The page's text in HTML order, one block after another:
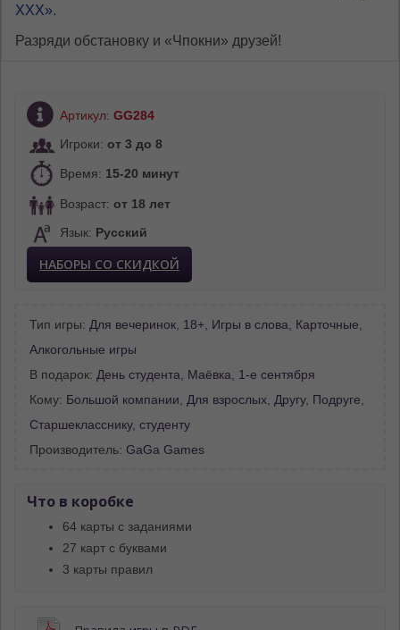
ХХХ».
Разряди обстановку и «Чпокни» друзей!
Артикул: GG284
Игроки: от 3 до 8
Время: 15-20 минут
Возраст: от 18 лет
Язык: Русский
НАБОРЫ СО СКИДКОЙ
Тип игры: Для вечеринок, 18+, Игры в слова, Карточные,
Алкогольные игры
В подарок: День студента, Маёвка, 1-е сентября
Кому: Большой компании, Для взрослых, Другу, Подруге,
Старшекласснику, студенту
Производитель: GaGa Games
Что в коробке
64 карты с заданиями
27 карт с буквами
3 карты правил